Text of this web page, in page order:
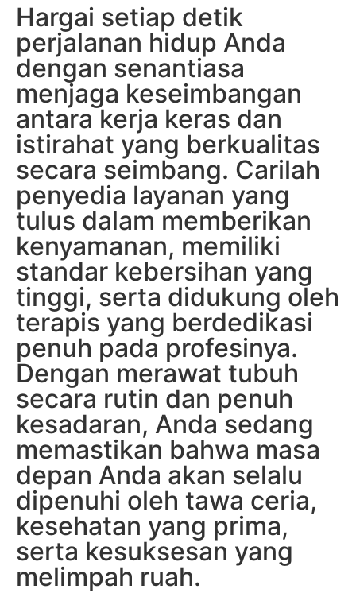
Hargai setiap detik
perjalanan hidup Anda
dengan senantiasa
menjaga keseimbangan
antara kerja keras dan
istirahat yang berkualitas
secara seimbang. Carilah
penyedia layanan yang
tulus dalam memberikan
kenyamanan, memiliki
standar kebersihan yang
tinggi, serta didukung oleh
terapis yang berdedikasi
penuh pada profesinya.
Dengan merawat tubuh
secara rutin dan penuh
kesadaran, Anda sedang
memastikan bahwa masa
depan Anda akan selalu
dipenuhi oleh tawa ceria,
kesehatan yang prima,
serta kesuksesan yang
melimpah ruah.